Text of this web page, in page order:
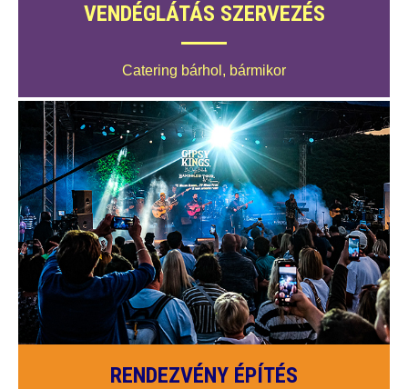
VENDÉGLÁTÁS SZERVEZÉS
Catering bárhol, bármikor
RENDEZVÉNY ÉPÍTÉS